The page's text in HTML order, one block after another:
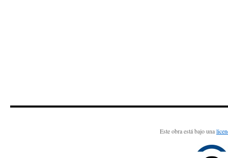
Este obra está bajo una